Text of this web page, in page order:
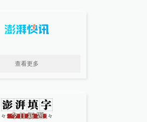
查看更多